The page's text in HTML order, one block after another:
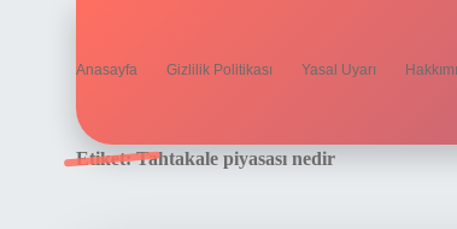
Anasayfa Gizlilik Politikası Yasal Uyarı
Etiket:Tahtakale piyasası nedir